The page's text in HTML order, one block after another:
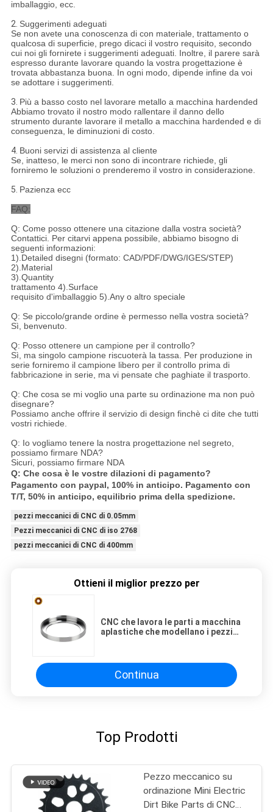
imballaggio, ecc.
2. Suggerimenti adeguati
Se non avete una conoscenza di con materiale, trattamento o
qualcosa di superficie, prego dicaci il vostro requisito, secondo
cui noi gli fornirete i suggerimenti adeguati. Inoltre, il parere sarà
espresso durante lavorare quando la vostra progettazione è
trovata abbastanza buona. In ogni modo, dipende infine da voi
se adottare i suggerimenti.
3. Più a basso costo nel lavorare metallo a macchina hardended
Abbiamo trovato il nostro modo rallentare il danno dello
strumento durante lavorare il metallo a macchina hardended e di
conseguenza, le diminuzioni di costo.
4. Buoni servizi di assistenza al cliente
Se, inatteso, le merci non sono di incontrare richiede, gli
forniremo le soluzioni o prenderemo il vostro in considerazione.
5. Pazienza ecc
FAQ:
Q: Come posso ottenere una citazione dalla vostra società?
Contattici. Per citarvi appena possibile, abbiamo bisogno di
seguenti informazioni:
1).Detailed disegni (formato: CAD/PDF/DWG/IGES/STEP)
2).Material
3).Quantity
trattamento 4).Surface
requisito d'imballaggio 5).Any o altro speciale
Q: Se piccolo/grande ordine è permesso nella vostra società?
Sì, benvenuto.
Q: Posso ottenere un campione per il controllo?
Sì, ma singolo campione riscuoterà la tassa. Per produzione in
serie forniremo il campione libero per il controllo prima di
fabbricazione in serie, ma vi pensate che paghiate il trasporto.
Q: Che cosa se mi voglio una parte su ordinazione ma non può
disegnare?
Possiamo anche offrire il servizio di design finchè ci dite che tutti
vostri richiede.
Q: Io vogliamo tenere la nostra progettazione nel segreto,
possiamo firmare NDA?
Sicuri, possiamo firmare NDA
Q: Che cosa è le vostre dilazioni di pagamento?
Pagamento con paypal, 100% in anticipo. Pagamento con
T/T, 50% in anticipo, equilibrio prima della spedizione.
pezzi meccanici di CNC di 0.05mm
Pezzi meccanici di CNC di iso 2768
pezzi meccanici di CNC di 400mm
Ottieni il miglior prezzo per
CNC che lavora le parti a macchina
aplastiche che modellano i pezzi
Continua
Top Prodotti
Pezzo meccanico su
ordinazione Mini Electric
Dirt Bike Parts di CNC